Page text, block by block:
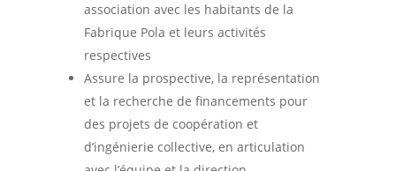
association avec les habitants de la
Fabrique Pola et leurs activités
respectives
Assure la prospective, la représentation
et la recherche de financements pour
des projets de coopération et
d’ingénierie collective, en articulation